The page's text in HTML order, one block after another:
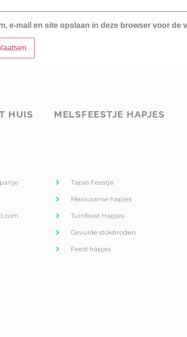
e-mail en site opslaan in deze browser voor
HUIS MELSFEESTJE HAPJES
Tapas Feestje
Mexicaanse hapjes
Tuinfeest Hapjes
Gevulde stokbroden
Feest hapjes